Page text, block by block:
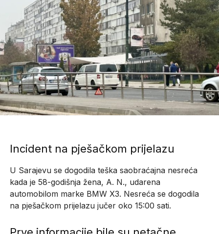
Incident na pješačkom prijelazu
U Sarajevu se dogodila teška saobraćajna nesreća
kada je 58-godišnja žena, A. N., udarena
automobilom marke BMW X3. Nesreća se dogodila
na pješačkom prijelazu jučer oko 15:00 sati.